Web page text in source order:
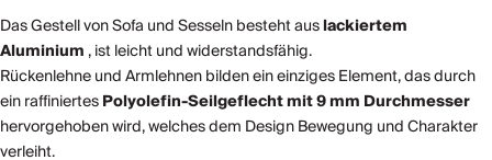
Das Gestell von Sofa und Sesseln besteht auslackiertem
Aluminium , ist leicht und widerstandsfähig.
Rückenlehne und Armlehnen bilden ein einziges Element, das durch
ein raffiniertesPolyolefin-Seilgeflecht mit 9 mm Durchmesser
hervorgehoben wird, welches dem Design Bewegung und Charakter
verleiht.